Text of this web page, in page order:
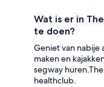
Wat is er in
te doen?
Geniet van nabije
maken en
segway
healthclub.